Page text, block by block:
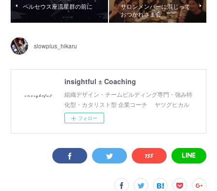
ペルセウス座流星群の前に
サロンメンバーに混じって
おつかれさま会
slowplus_hikaru
insightful ± Coaching
組織デザイン・チームビルディング専門・強み特
化型・カタリスト型 企業コーチ ヤツグヒカル
フォロー